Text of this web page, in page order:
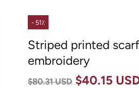
- 51٪
Striped printed
embroidery
$80.31 USD $40.15